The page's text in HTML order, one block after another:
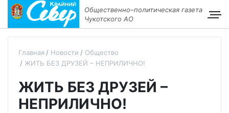
Общественно–политическая газета
Чукотского АО
Главная Новости
Общество
ЖИТЬ БЕЗ ДРУЗЕЙ – НЕПРИЛИЧНО!
ЖИТЬ БЕЗ ДРУЗЕЙ –
НЕПРИЛИЧНО!